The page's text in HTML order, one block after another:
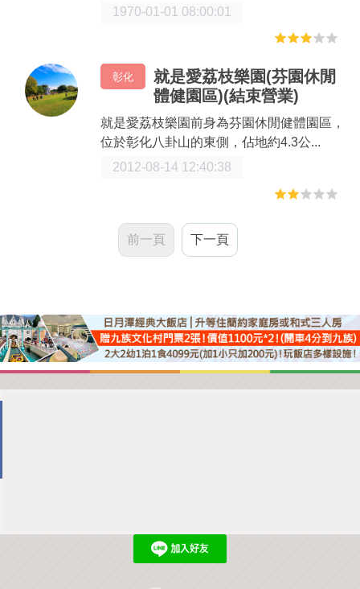
1970-01-01 08:00:01
彰化
就是愛荔枝樂園(芬園休閒
體健園區)(結束營業)
就是愛荔枝樂園前身為芬園休閒健體園區，
位於彰化八卦山的東側，佔地約4.3公...
2012-08-14 12:40:38
前一頁 下一頁